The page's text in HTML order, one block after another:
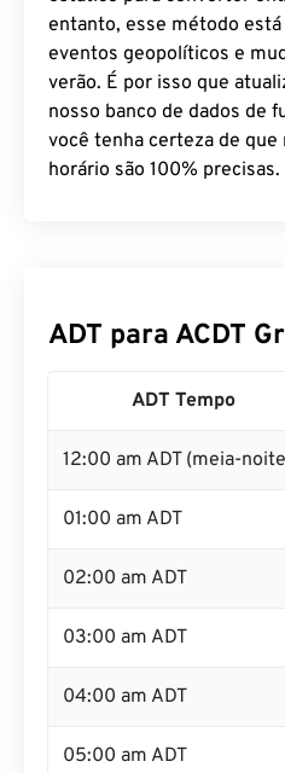
A maioria dos outros sites
estático para converter
entanto, esse método está
eventos geopolíticos e
verão. É por isso que
nosso banco de dados de
ADT para ACDT
ADT Tempo
12:00 am ADT (meia-noite)
01:00 am ADT
02:00 am ADT
03:00 am ADT
04:00 am ADT